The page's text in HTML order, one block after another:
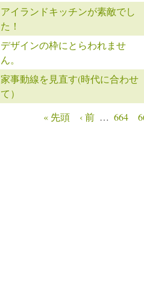
アイランドキッチンが素敵でし
た！
デザインの枠にとらわれませ
ん。
家事動線を見直す(時代に合わせ
て）
« 先頭 ‹ 前 … 664